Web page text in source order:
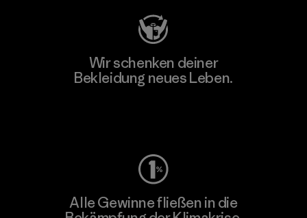
Wir schenken deiner
Bekleidung neues Leben.
Alle Gewinne fließen in die